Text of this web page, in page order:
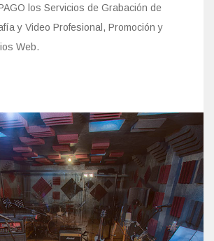
los Servicios de Grabación de
y Video Profesional, Promoción y
Web.